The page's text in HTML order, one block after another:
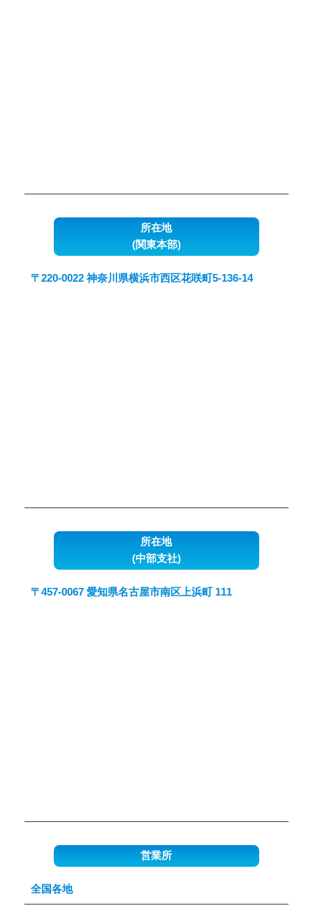
所在地
(関東本部)
〒220-0022 神奈川県横浜市西区花咲町5-136-14
所在地
(中部支社)
〒457-0067 愛知県名古屋市南区上浜町 111
営業所
全国各地